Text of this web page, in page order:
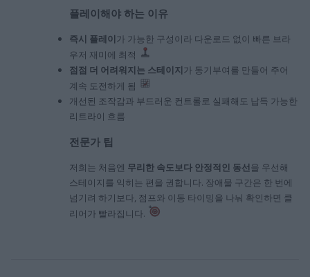
플레이해야 하는 이유
즉시 플레이가 가능한 구성이라 다운로드 없이 빠른 브라
우저 재미에 최적
점점 더 어려워지는 스테이지가 동기부여를 만들어 주어
계속 도전하게 됨
개선된 조작감과 부드러운 컨트롤로 실패해도 납득 가능한
리트라이 흐름
전문가 팁
저희는 처음엔 무리한 속도보다 안정적인 동선 을 우선해
스테이지를 익히는 편을 권합니다. 장애물 구간은 한 번에
넘기려 하기보다, 점프와 이동 타이밍을 나눠 확인하면 클
리어가 빨라집니다.